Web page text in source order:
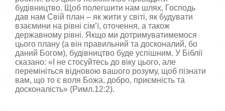
/
5
у
будівництво. Щоб полегшити нам шлях, Господь
дав нам Свій план – як жити у світі, як будувати
взаємини на рівні сім’ї, оточення, а також
державному рівні. Якщо ми дотримуватимемося
цього плану (а він правильний та досконалий, бо
даний Богом), будівництво буде успішним. У Біблії
сказано: «І не стосуйтесь до віку цього, але
перемініться відновою вашого розуму, щоб пізнати
вам, що то є воля Божа, добро, приємність та
досконалість» (Римл.12:2).